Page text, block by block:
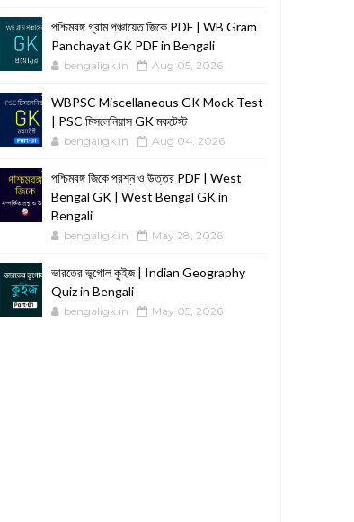
পশ্চিমবঙ্গ গ্রাম পঞ্চায়েত জিকে PDF | WB Gram
Panchayat GK PDF in Bengali
bengaligk.in Aug 05, 2026
WBPSC Miscellaneous GK Mock Test
| PSC মিসলেনিয়াস GK মকটেস্ট
bengaligk.in Aug 04, 2026
পশ্চিমবঙ্গ জিকে প্রশ্ন ও উত্তর PDF | West
Bengal GK | West Bengal GK in
Bengali
bengaligk.in May 28, 2026
ভারতের ভূগোল কুইজ | Indian Geography
Quiz in Bengali
bengaligk.in May 05, 2026